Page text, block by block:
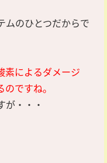
ムのひとつだからで
素によるダメージ
ですね。
が・・・